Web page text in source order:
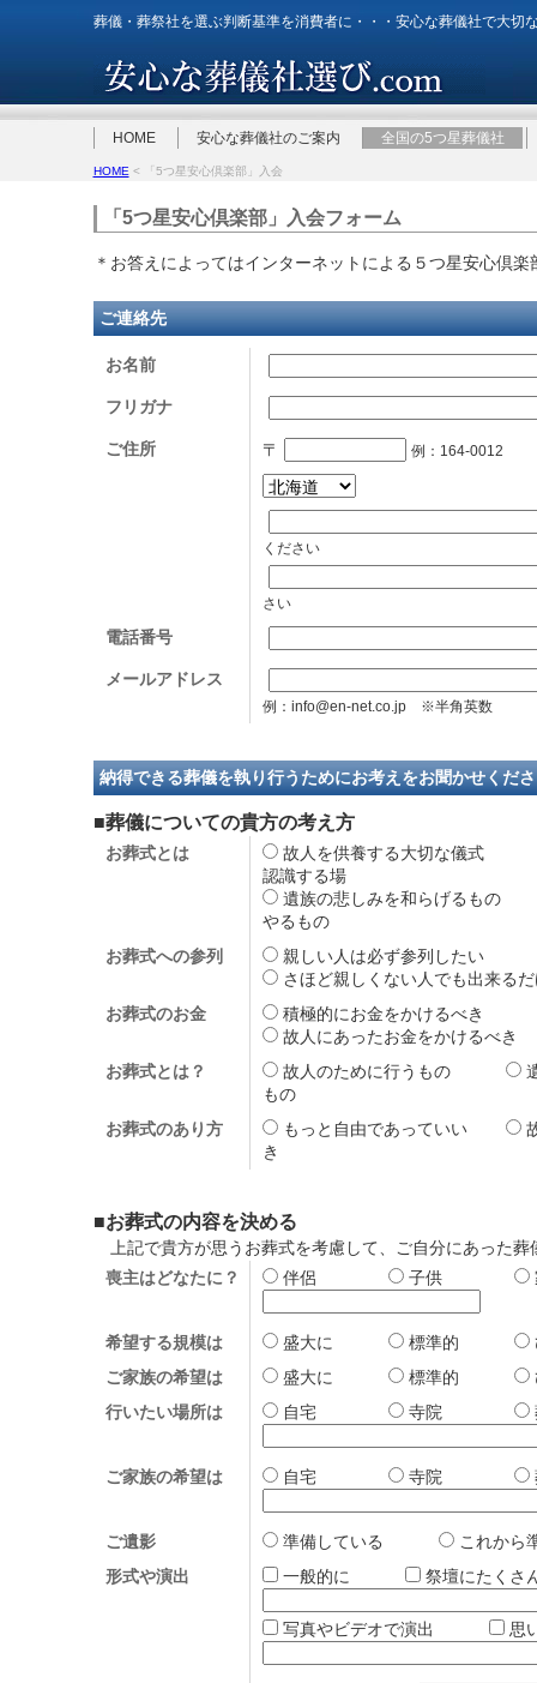
葬儀・葬祭社を選ぶ判断基準を消費者に・・・安心な葬儀社で大切
HOME 安心な葬儀社のご案内 全国の5つ星葬儀社
HOME < 「5つ星安心倶楽部」入会
「5つ星安心倶楽部」入会フォーム
＊お答えによってはインターネットによる５つ星安心倶
ご連絡先
お名前
フリガナ
ご住所 〒 例：164-0012
ください
さい
電話番号
メールアドレス
例：info@en-net.co.jp ※半角英数
納得できる葬儀を執り行うためにお考えをお聞かせくだ
■葬儀についての貴方の考え方
お葬式とは
故人を供養する大切な儀
認識する場
遺族の悲しみを和らげるも
やるもの
お葬式への参列
親しい人は必ず参列した
さほど親しくない人でも出来
お葬式のお金
積極的にお金をかけるべ
故人にあったお金をかける
お葬式とは？
故人のために行うもの
もの
お葬式のあり方
もっと自由であっていい
き
■お葬式の内容を決める
上記で貴方が思うお葬式を考慮して、ご自分にあった葬
喪主はどなたに？
伴侶 子供
希望する規模は 盛大に 標準的
ご家族の希望は
盛大に 標準的
行いたい場所は
自宅 寺院
ご家族の希望は 自宅 寺院
ご遺影 準備している
これか
形式や演出
一般的に 祭壇にた
写真やビデオで演出 思